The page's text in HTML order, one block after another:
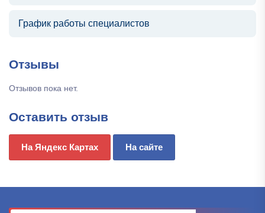
График работы специалистов
Отзывы
Отзывов пока нет.
Оставить отзыв
На Яндекс Картах На сайте